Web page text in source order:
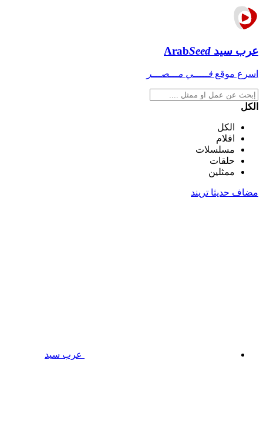
عرب سيد ArabSeed
اسرع موقع فـــــي مـــصـــر
الكل
الكل
افلام
مسلسلات
حلقات
ممثلين
مضاف حديثا تريند
عرب سيد